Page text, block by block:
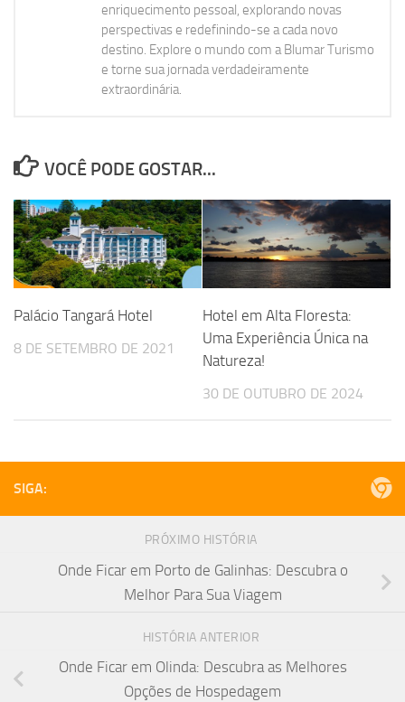
enriquecimento pessoal, explorando novas
perspectivas e redefinindo-se a cada novo
destino. Explore o mundo com a Blumar Turismo
e torne sua jornada verdadeiramente
extraordinária.
VOCÊ PODE GOSTAR...
Palácio Tangará Hotel
8 DE SETEMBRO DE 2021
Hotel em Alta Floresta:
Uma Experiência Única na
Natureza!
30 DE OUTUBRO DE 2024
SIGA:
PRÓXIMO HISTÓRIA
Onde Ficar em Porto de Galinhas: Descubra o
Melhor Para Sua Viagem
HISTÓRIA ANTERIOR
Onde Ficar em Olinda: Descubra as Melhores
Opções de Hospedagem